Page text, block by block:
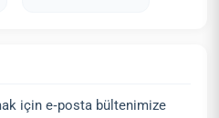
için e‑posta bültenimize